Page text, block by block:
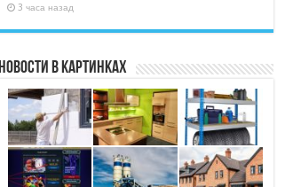
3 часа назад
Новости в картинках